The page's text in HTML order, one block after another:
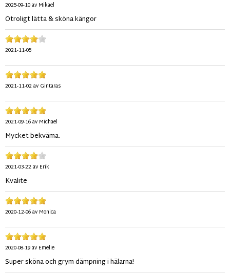
2025-09-10av Mikael
Otroligt lätta & sköna kängor
2021-11-05
2021-11-02av Gintaras
2021-09-16av Michael
Mycket bekväma.
2021-03-22av Erik
Kvalite
2020-12-06av Monica
2020-08-19av Emelie
Super sköna och grym dämpning i hälarna!